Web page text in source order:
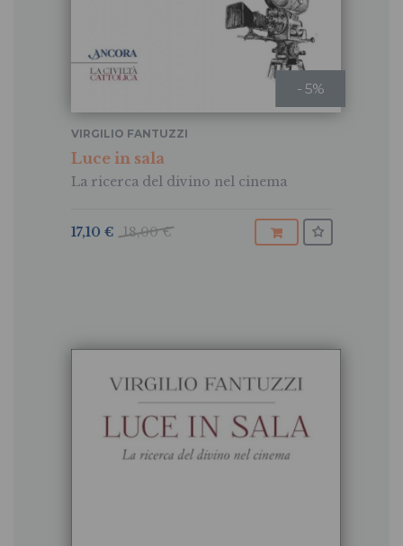
- 5%
Luce in sala
La ricerca del divino nel cinema
VIRGILIO FANTUZZI
18,00 €
17,10 €